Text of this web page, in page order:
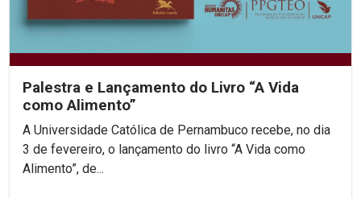
Palestra e Lançamento do Livro “A Vida
como Alimento”
A Universidade Católica de Pernambuco recebe, no dia
3 de fevereiro, o lançamento do livro “A Vida como
Alimento”, de...